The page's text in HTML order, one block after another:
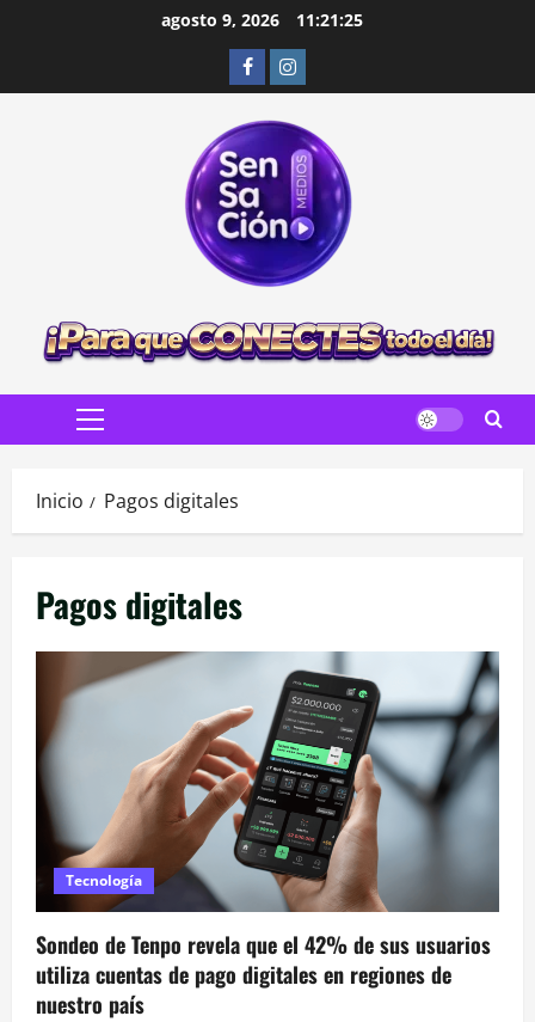
agosto 9, 2026 11:21:26
FacebookInstagram
Menú
Inicio Pagos digitales
Pagos digitales
Tecnología
Sondeo de Tenpo revela que el 42% de sus usuarios
utiliza cuentas de pago digitales en regiones de
nuestro país